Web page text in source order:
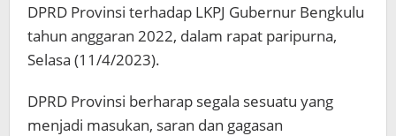
DPRD Provinsi terhadap LKPJ Gubernur Bengkulu
tahun anggaran 2022, dalam rapat paripurna,
Selasa (11/4/2023).
DPRD Provinsi berharap segala sesuatu yang
menjadi masukan, saran dan gagasan